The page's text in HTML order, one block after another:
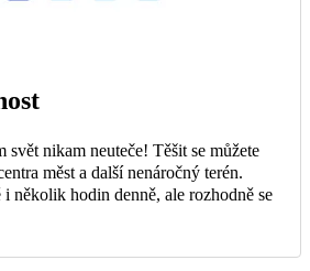
svět nikam neuteče! Těšit se můžete
měst a další nenáročný terén.
několik hodin denně, ale rozhodně se